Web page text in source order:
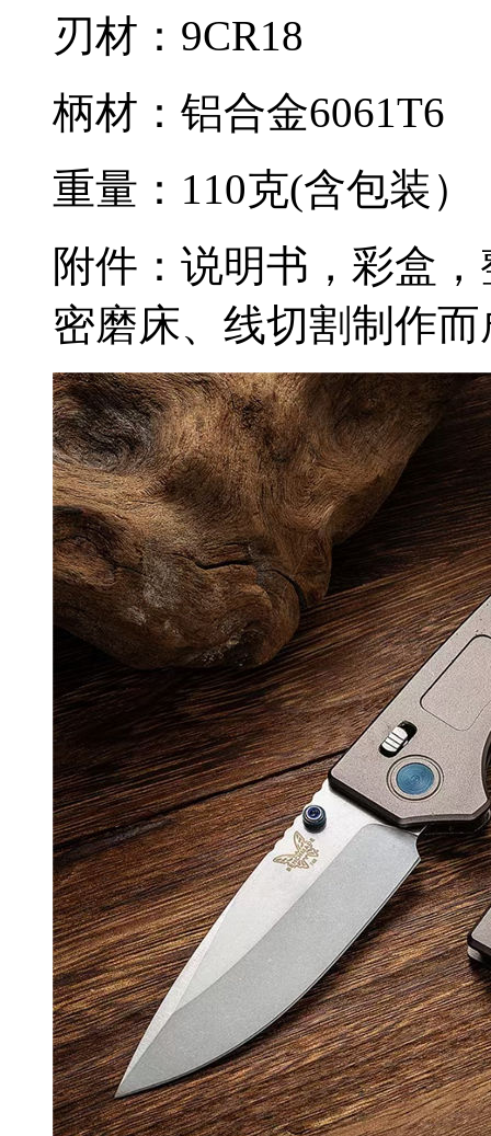
刃材：9CR18
柄材：铝合金6061T6
重量：110克(含包装）
附件：说明书，彩盒
密磨床、线切割制作而